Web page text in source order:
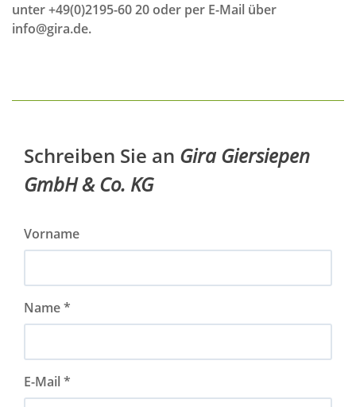
unter +49(0)2195-60 20 oder per E-Mail über
info@gira.de.
Schreiben Sie an Gira Giersiepen
GmbH & Co. KG
Vorname
Name *
E-Mail *